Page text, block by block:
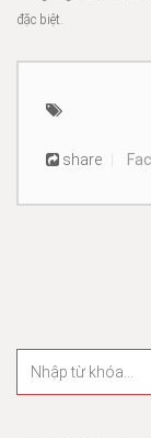
đặc biệt.
share